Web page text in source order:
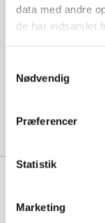
data med andre
de har indsamlet
Nødvendig
Præferencer
Statistik
Marketing
Archives